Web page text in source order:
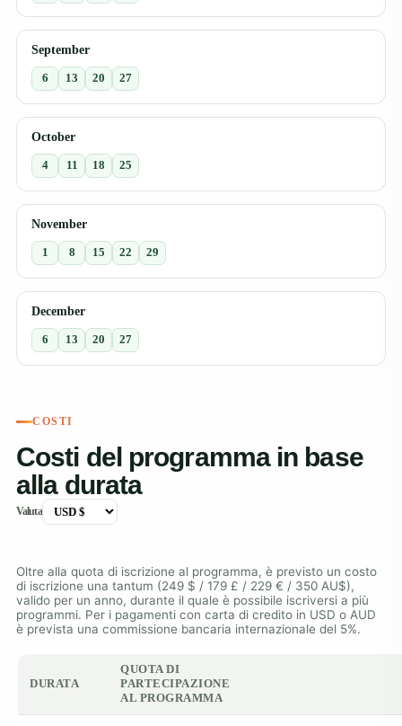
September
6 13 20 27
October
4 11 18 25
November
1 8 15 22 29
December
6 13 20 27
COSTI
Costi del programma in base
alla durata
Valuta
Oltre alla quota di iscrizione al programma, è previsto un costo
di iscrizione una tantum (249 $ / 179 £ / 229 € / 350 AU$),
valido per un anno, durante il quale è possibile iscriversi a più
programmi. Per i pagamenti con carta di credito in USD o AUD
è prevista una commissione bancaria internazionale del 5%.
DURATA
QUOTA DI
PARTECIPAZIONE
AL PROGRAMMA